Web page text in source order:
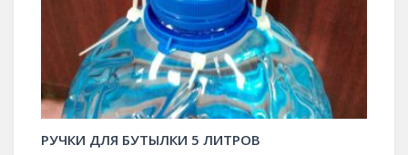
РУЧКИ ДЛЯ БУТЫЛКИ 5 ЛИТРОВ